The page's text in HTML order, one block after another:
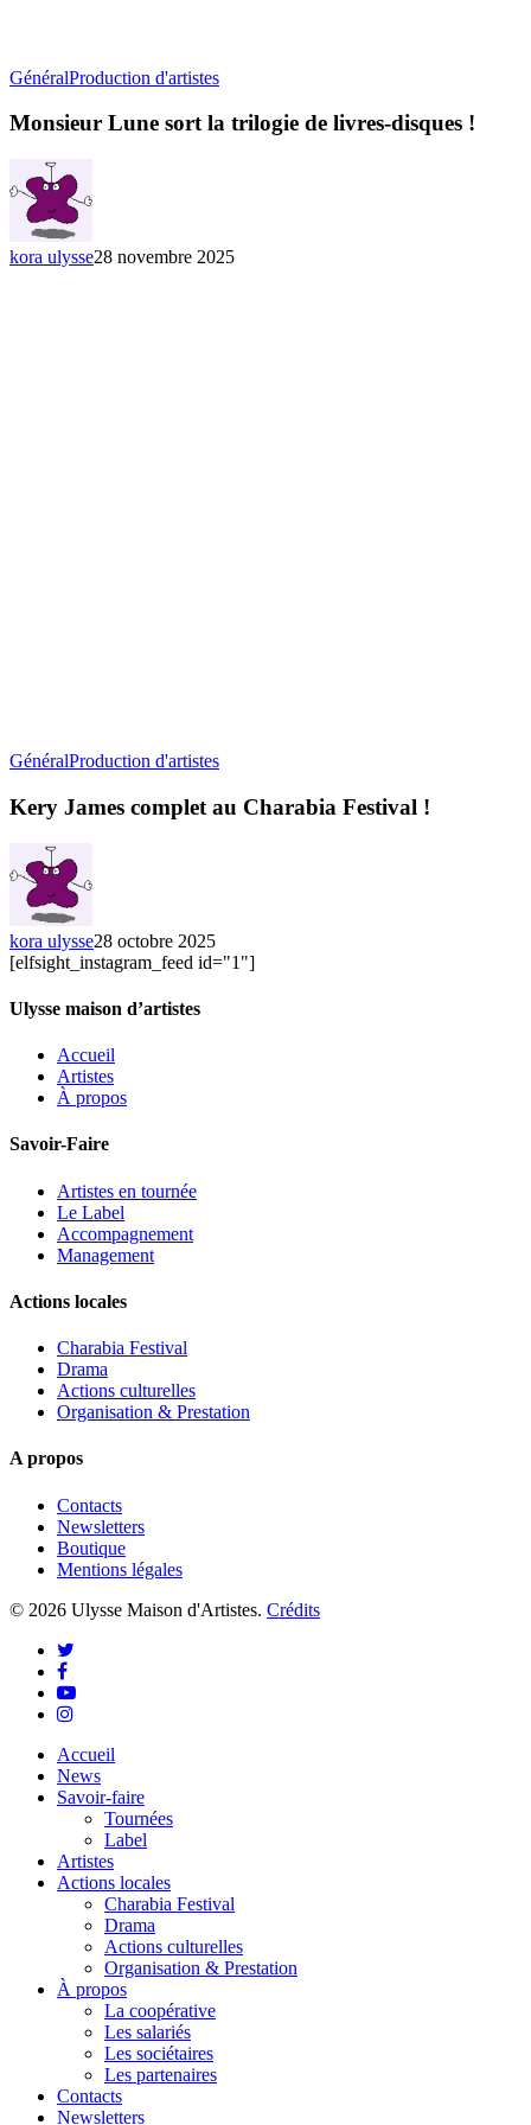
GénéralProduction d'artistesMonsieur
sort
!
Monsieur Lune sort la trilogie de livres-disques !
kora ulysse28 novembre 2025
GénéralProduction d'artistesKery
complet
Kery James complet au Charabia Festival !
kora ulysse28 octobre 2025
[elfsight_instagram_feed id="1"]
Ulysse maison d’artistes
Accueil
Artistes
À propos
Savoir-Faire
Artistes en tournée
Le Label
Accompagnement
Management
Actions locales
Charabia Festival
Drama
Actions culturelles
Organisation & Prestation
A propos
Contacts
Newsletters
Boutique
Mentions légales
© 2026 Ulysse Maison d'Artistes. Crédits
twitter
facebook
youtube
instagram
Close
Menu
Accueil
News
Savoir-faire
Tournées
Label
Artistes
Actions locales
Charabia Festival
Drama
Actions culturelles
Organisation & Prestation
À propos
La coopérative
Les salariés
Les sociétaires
Les partenaires
Contacts
Newsletters